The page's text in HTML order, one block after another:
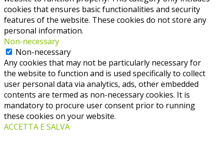
cookies that ensures basic functionalities and security
features of the website. These cookies do not store any
personal information.
Non-necessary
Non-necessary
Any cookies that may not be particularly necessary for
the website to function and is used specifically to collect
user personal data via analytics, ads, other embedded
contents are termed as non-necessary cookies. It is
mandatory to procure user consent prior to running
these cookies on your website.
ACCETTA E SALVA